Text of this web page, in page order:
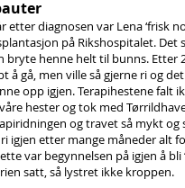
etter diagnosen var Lena ‘frisk
på Rikshospitalet. Det
bryte henne helt til bunns. Etter
å gå, men ville så gjerne ri og
opp igjen. Terapihestene falt
hester og tok med
og travet så mykt og
igjen etter mange måneder alt
var begynnelsen på igjen å bli
satt, så lystret ikke kroppen.